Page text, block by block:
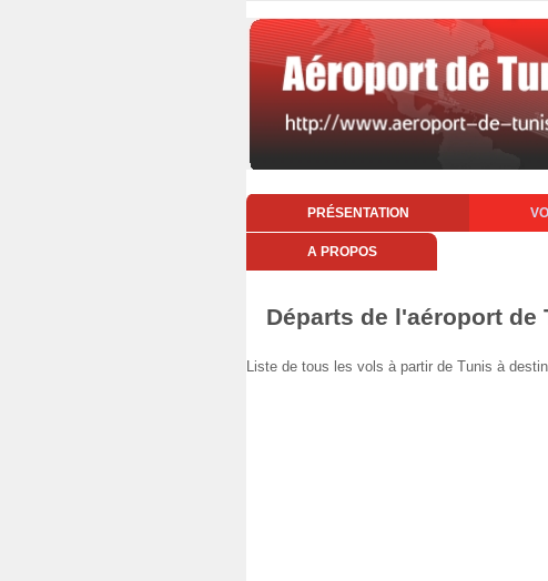
PRÉSENTATION
A PROPOS
Départs de l'aéroport de
Liste de tous les vols à partir de Tunis à